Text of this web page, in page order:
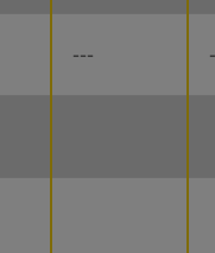
---